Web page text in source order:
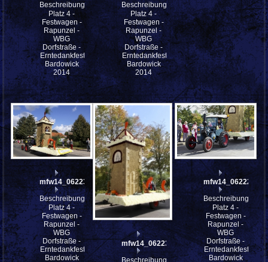
Beschreibung:
Platz 4 -
Festwagen -
Rapunzel -
WBG
Dorfstraße -
Erntedankfestes
Bardowick
2014
Beschreibung:
Platz 4 -
Festwagen -
Rapunzel -
WBG
Dorfstraße -
Erntedankfestes
Bardowick
2014
mfw14_062233
Beschreibung:
Platz 4 -
Festwagen -
Rapunzel -
WBG
Dorfstraße -
Erntedankfestes
Bardowick
mfw14_062231
Beschreibung:
mfw14_062229
Beschreibung:
Platz 4 -
Festwagen -
Rapunzel -
WBG
Dorfstraße -
Erntedankfestes
Bardowick